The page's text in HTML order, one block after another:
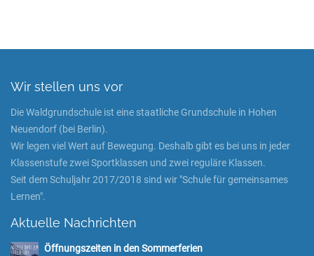
Wir stellen uns vor
Die Waldgrundschule ist eine staatliche Grundschule in Hohen
Neuendorf (bei Berlin).
Wir legen viel Wert auf Bewegung. Deshalb gibt es bei uns in jeder
Klassenstufe zwei Sportklassen und zwei reguläre Klassen.
Seit dem Schuljahr 2017/2018 sind wir "Schule für gemeinsames
Lernen".
Aktuelle Nachrichten
Öffnungszeiten in den Sommerferien